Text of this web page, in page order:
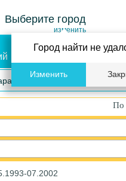
Выберите город
изменить
Оплата и
✓ Упрощенный возврат
По
07.2002
Город найти не
Изменить